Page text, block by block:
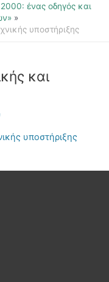
ένας οδηγός και
υποστήριξης
και
υποστήριξης